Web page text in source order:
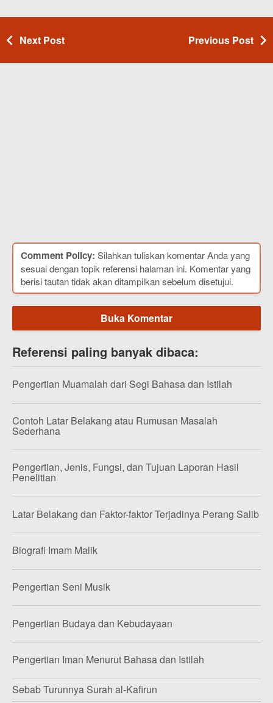
Next Post Previous Post
Comment Policy: Silahkan tuliskan komentar Anda yang
sesuai dengan topik referensi halaman ini. Komentar yang
berisi tautan tidak akan ditampilkan sebelum disetujui.
Buka Komentar
Referensi paling banyak dibaca:
Pengertian Muamalah dari Segi Bahasa dan Istilah
Contoh Latar Belakang atau Rumusan Masalah
Sederhana
Pengertian, Jenis, Fungsi, dan Tujuan Laporan Hasil
Penelitian
Latar Belakang dan Faktor-faktor Terjadinya Perang Salib
Biografi Imam Malik
Pengertian Seni Musik
Pengertian Budaya dan Kebudayaan
Pengertian Iman Menurut Bahasa dan Istilah
Sebab Turunnya Surah al-Kafirun